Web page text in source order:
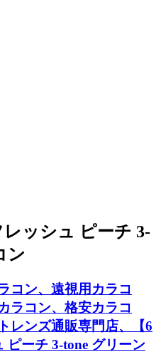
レッシュ ピーチ 3-
ン
コン、遠視用カラコ
ラコン、格安カラコ
レンズ通販専門店、【6
ピーチ 3-tone グリーン